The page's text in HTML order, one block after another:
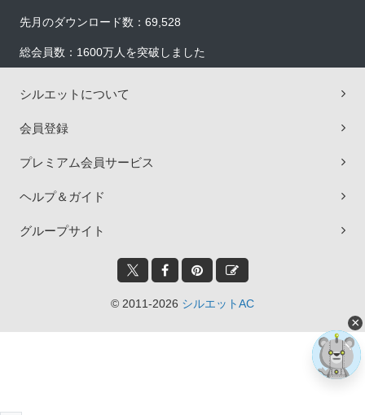
先月のダウンロード数：69,528
総会員数：1600万人を突破しました
シルエットについて
会員登録
プレミアム会員サービス
ヘルプ＆ガイド
グループサイト
© 2011-2026 シルエットAC
×